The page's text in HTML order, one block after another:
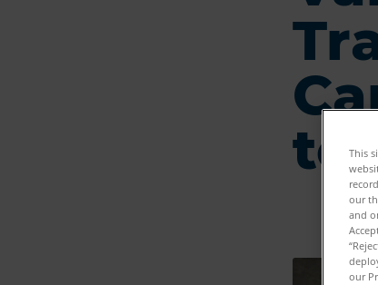
This
our
and
our